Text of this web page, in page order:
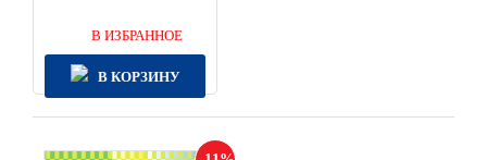
В ИЗБРАННОЕ
В КОРЗИНУ